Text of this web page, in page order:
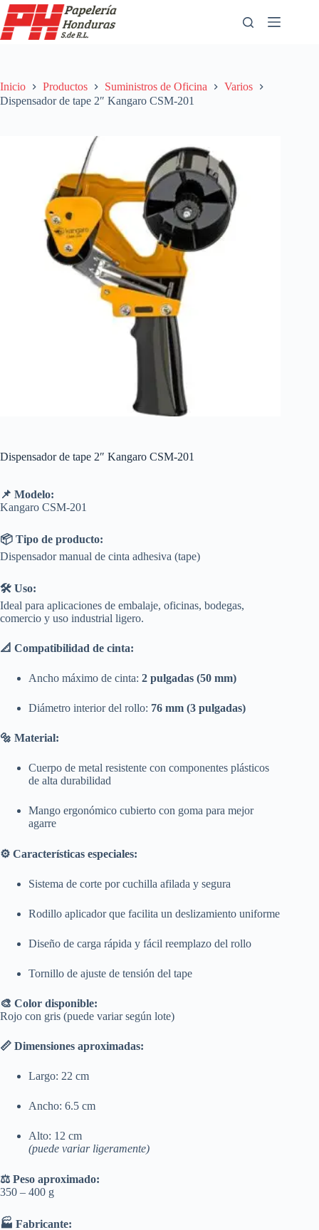
Saltar
al
contenido
Inicio Productos Suministros de Oficina
Varios
Dispensador de tape 2″ Kangaro CSM-201
Dispensador de tape 2″ Kangaro CSM-201
📌 Modelo:
Kangaro CSM-201
📦 Tipo de producto:
Dispensador manual de cinta adhesiva (tape)
🛠️ Uso:
Ideal para aplicaciones de embalaje, oficinas, bodegas,
comercio y uso industrial ligero.
📐 Compatibilidad de cinta:
Ancho máximo de cinta: 2 pulgadas (50 mm)
Diámetro interior del rollo: 76 mm (3 pulgadas)
🔩 Material:
Cuerpo de metal resistente con componentes plásticos
de alta durabilidad
Mango ergonómico cubierto con goma para mejor
agarre
⚙️ Características especiales:
Sistema de corte por cuchilla afilada y segura
Rodillo aplicador que facilita un deslizamiento uniforme
Diseño de carga rápida y fácil reemplazo del rollo
Tornillo de ajuste de tensión del tape
🎨 Color disponible:
Rojo con gris (puede variar según lote)
📏 Dimensiones aproximadas:
Largo: 22 cm
Ancho: 6.5 cm
Alto: 12 cm
(puede variar ligeramente)
⚖️ Peso aproximado:
350 – 400 g
🏭 Fabricante: